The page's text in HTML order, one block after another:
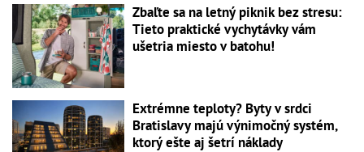
Zbaľte sa na letný piknik bez stresu:
Tieto praktické vychytávky vám
ušetria miesto v batohu!
Extrémne teploty? Byty v srdci
Bratislavy majú výnimočný systém,
ktorý ešte aj šetrí náklady